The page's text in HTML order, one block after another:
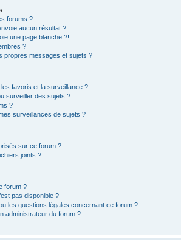
forums ?
aucun résultat ?
une page blanche ?!
?
propres messages et sujets ?
favoris et la surveillance ?
surveiller des sujets ?
?
surveillances de sujets ?
sur ce forum ?
joints ?
forum ?
pas disponible ?
les questions légales concernant ce forum ?
administrateur du forum ?